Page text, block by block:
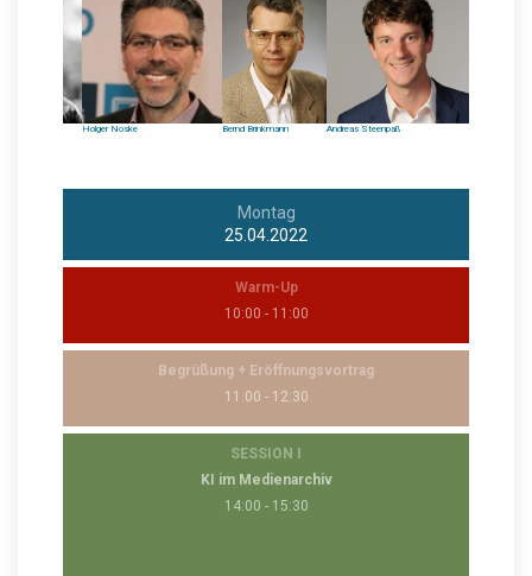
Andreas Steenpaß
Bernd Brinkmann
Holger Noske
Montag
25.04.2022
Warm-Up
10:00 - 11:00
Begrüßung + Eröffnungsvortrag
11:00 - 12:30
SESSION I
KI im Medienarchiv
14:00 - 15:30